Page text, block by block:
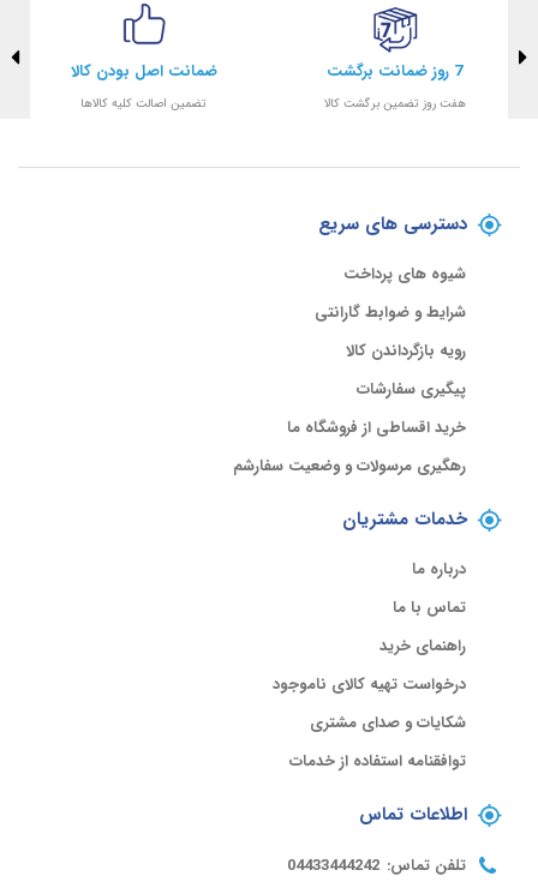
7 روز ضمانت برگشت
هفت روز تضمین برگشت کالا
ضمانت اصل بودن کالا
تضمین اصالت کلیه کالاها
دسترسی های سریع
شیوه های پرداخت
شرایط و ضوابط گارانتی
رویه بازگرداندن کالا
پیگیری سفارشات
خرید اقساطی از فروشگاه ما
رهگیری مرسولات و وضعیت سفارشم
خدمات مشتریان
درباره ما
تماس با ما
راهنمای خرید
درخواست تهیه کالای ناموجود
شکایات و صدای مشتری
توافقنامه استفاده از خدمات
اطلاعات تماس
تلفن تماس: 04433444242